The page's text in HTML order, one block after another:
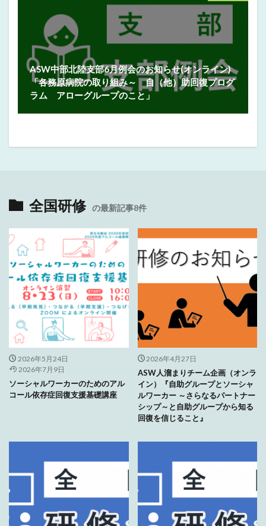
ASW中部北陸支部6月例会のお知らせ(オンライン)
「各務原病院の取り組み～ 自（他）助回復プログ
ラム アローグループのこと」
全国研修 の最新記事8件
2026年5月24日
2026年7月9日
ソーシャルワーカーのためのアル
コール依存症回復支援基礎講座
2026年4月27日
ASW人溜まりチーム企画（オンラ
イン）『自助グループとソーシャ
ルワーカー ～さらなるパートナー
シップ～と自助グループから知る
回復を信じること』